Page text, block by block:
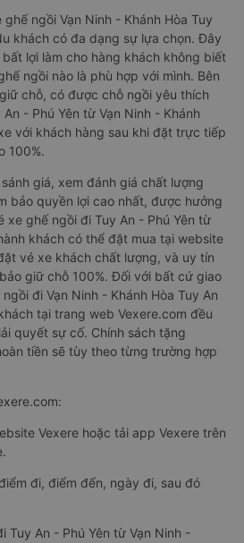
ngồi Vạn Ninh - Khánh Hòa Tuy
khách có đa dạng sự lựa chọn. Đây
lợi làm cho hàng khách không biết
ngồi nào là phù hợp với mình. Bên
chỗ, có được chỗ ngồi yêu thích
- Phú Yên từ Vạn Ninh - Khánh
với khách hàng sau khi đặt trực tiếp
100%.
giá, xem đánh giá chất lượng
bảo quyền lợi cao nhất, được hưởng
xe ghế ngồi đi Tuy An - Phú Yên từ
khách có thể đặt mua tại website
vé xe khách chất lượng, và uy tín
giữ chỗ 100%. Đối với bất cứ giao
đi Vạn Ninh - Khánh Hòa Tuy An
tại trang web Vexere.com đều
quyết sự cố. Chính sách tặng
tiền sẽ tùy theo từng trường hợp
Vexere hoặc tải app Vexere trên
đi, điểm đến, ngày đi, sau đó
Tuy An - Phú Yên từ Vạn Ninh -